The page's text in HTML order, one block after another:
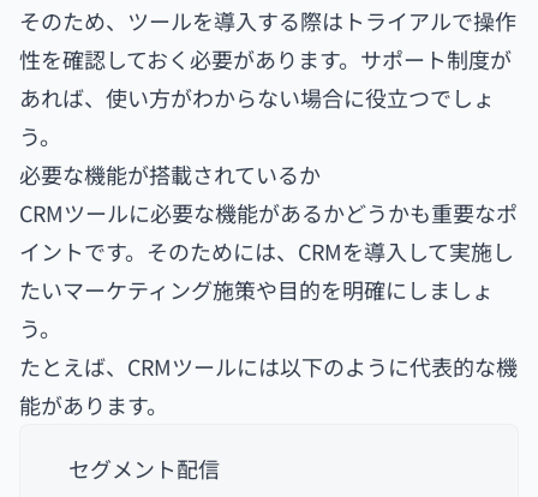
そのため、ツールを導入する際はトライアルで操作
性を確認しておく必要があります。サポート制度が
あれば、使い方がわからない場合に役立つでしょ
う。
必要な機能が搭載されているか
CRMツールに必要な機能があるかどうかも重要なポ
イントです。そのためには、CRMを導入して実施し
たいマーケティング施策や目的を明確にしましょ
う。
たとえば、CRMツールには以下のように代表的な機
能があります。
セグメント配信